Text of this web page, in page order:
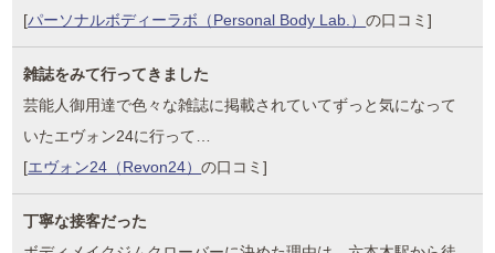
[パーソナルボディーラボ（Personal Body Lab.）の口コミ]
雑誌をみて行ってきました
芸能人御用達で色々な雑誌に掲載されていてずっと気になって
いたエヴォン24に行って…
[エヴォン24（Revon24）の口コミ]
丁寧な接客だった